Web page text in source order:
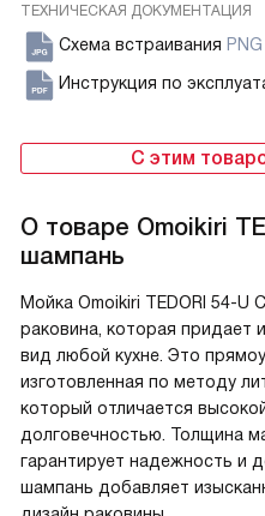
ТЕХНИЧЕСКАЯ ДОКУМЕНТАЦИЯ
Схема встраивания
Инструкция по
С этим
О товаре Omoikiri
шампань
Мойка Omoikiri TEDORI 54-U
раковина, которая придает
вид любой кухне. Это
изготовленная по методу
который отличается
долговечностью. Толщина
гарантирует надежность и
шампань добавляет